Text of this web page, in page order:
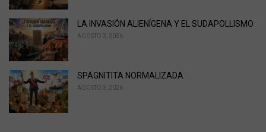
LA INVASIÓN ALIENÍGENA Y EL SUDAPOLLISMO
AGOSTO 3, 2026
SPÄGNITITA NORMALIZADA
AGOSTO 3, 2026